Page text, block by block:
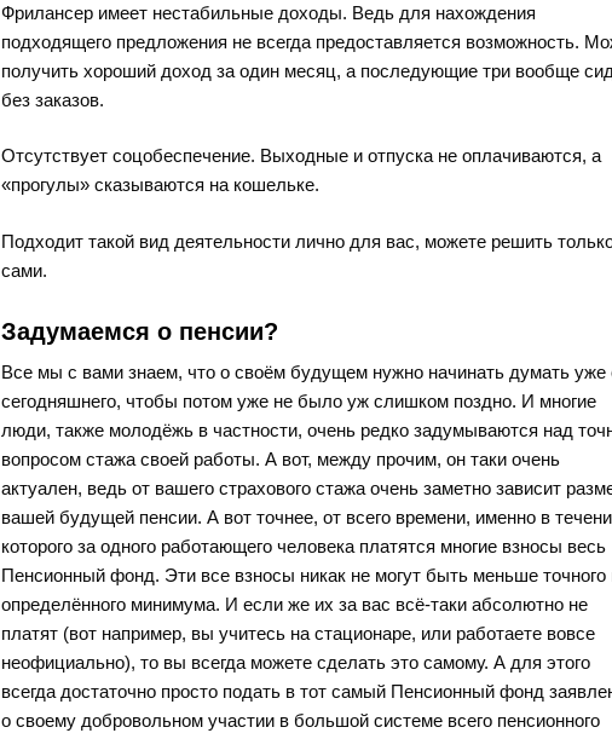
Фрилансер имеет нестабильные доходы. Ведь для нахождения
подходящего предложения не всегда предоставляется возможность.
получить хороший доход за один месяц, а последующие три вообще
без заказов.
Отсутствует соцобеспечение. Выходные и отпуска не оплачиваются, а
«прогулы» сказываются на кошельке.
Подходит такой вид деятельности лично для вас, можете решить
сами.
Задумаемся о пенсии?
Все мы с вами знаем, что о своём будущем нужно начинать думать уже
сегодняшнего, чтобы потом уже не было уж слишком поздно. И многие
люди, также молодёжь в частности, очень редко задумываются над
вопросом стажа своей работы. А вот, между прочим, он таки очень
актуален, ведь от вашего страхового стажа очень заметно зависит
вашей будущей пенсии. А вот точнее, от всего времени, именно в
которого за одного работающего человека платятся многие взносы весь
Пенсионный фонд. Эти все взносы никак не могут быть меньше точного
определённого минимума. И если же их за вас всё-таки абсолютно не
платят (вот например, вы учитесь на стационаре, или работаете вовсе
неофициально), то вы всегда можете сделать это самому. А для этого
всегда достаточно просто подать в тот самый Пенсионный фонд
о своему добровольном участии в большой системе всего пенсионного